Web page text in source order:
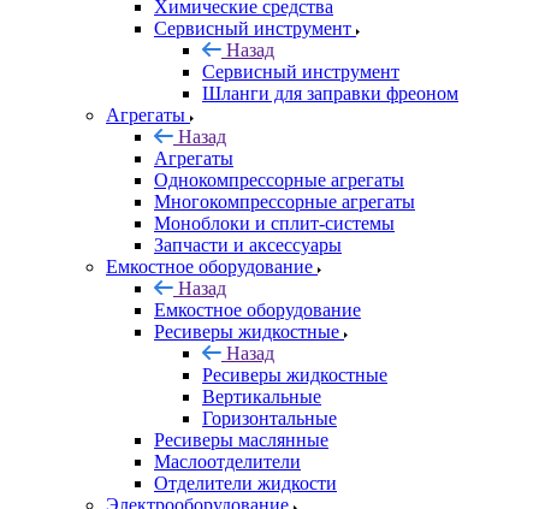
Химические средства
Сервисный инструмент
Назад
Сервисный инструмент
Шланги для заправки фреоном
Агрегаты
Назад
Агрегаты
Однокомпрессорные агрегаты
Многокомпрессорные агрегаты
Моноблоки и сплит-системы
Запчасти и аксессуары
Емкостное оборудование
Назад
Емкостное оборудование
Ресиверы жидкостные
Назад
Ресиверы жидкостные
Вертикальные
Горизонтальные
Ресиверы маслянные
Маслоотделители
Отделители жидкости
Электрооборудование